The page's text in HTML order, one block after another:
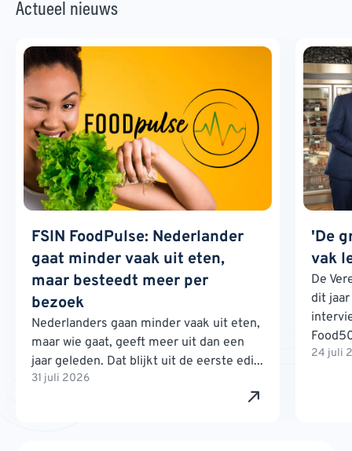
Actueel nieuws
FSIN FoodPulse: Nederlander
gaat minder vaak uit eten,
maar besteedt meer per
bezoek
Nederlanders gaan minder vaak uit eten,
maar wie gaat, geeft meer uit dan een
jaar geleden. Dat blijkt uit de eerste edi...
31 juli 2026
'De
vak
De
dit
24 juli